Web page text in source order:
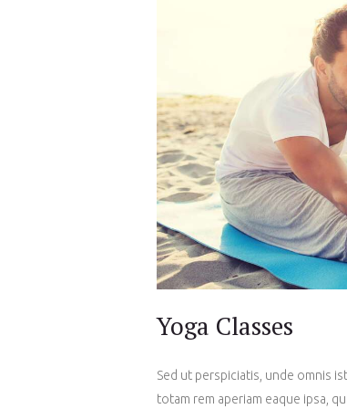
Yoga Classes
Sed ut perspiciatis, unde omnis
totam rem aperiam eaque ipsa,